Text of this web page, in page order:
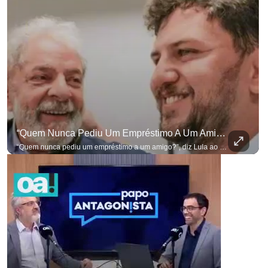
“Quem Nunca Pediu Um Empréstimo A Um Amigo?”, Diz Lula Ao Defender Seu Ex-Chefe De Gabinete
“Quem nunca pediu um empréstimo a um amigo?”, diz Lula ao defender seu ex-chefe de gabinete Marcola, que recebeu R$ 249 mil de uma empresa ligada a uma amiga de Lulinha. #OAntagonista Se você busca informação com credibilidade, inscreva-se agora e ative o